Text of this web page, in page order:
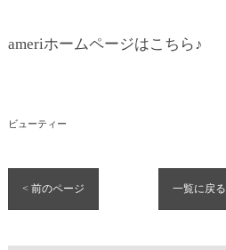
ameriホームページはこちら♪
ビューティー
< 前のページ 一覧に戻る